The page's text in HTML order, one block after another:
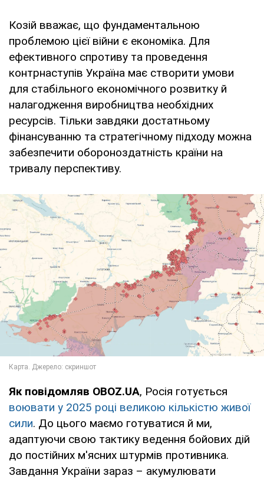
Козій вважає, що фундаментальною
проблемою цієї війни є економіка. Для
ефективного спротиву та проведення
контрнаступів Україна має створити умови
для стабільного економічного розвитку й
налагодження виробництва необхідних
ресурсів. Тільки завдяки достатньому
фінансуванню та стратегічному підходу можна
забезпечити обороноздатність країни на
тривалу перспективу.
Як повідомляв OBOZ.UA, Росія готується
воювати у 2025 році великою кількістю живої
сили. До цього маємо готуватися й ми,
адаптуючи свою тактику ведення бойових дій
до постійних м'ясних штурмів противника.
Завдання України зараз – акумулювати